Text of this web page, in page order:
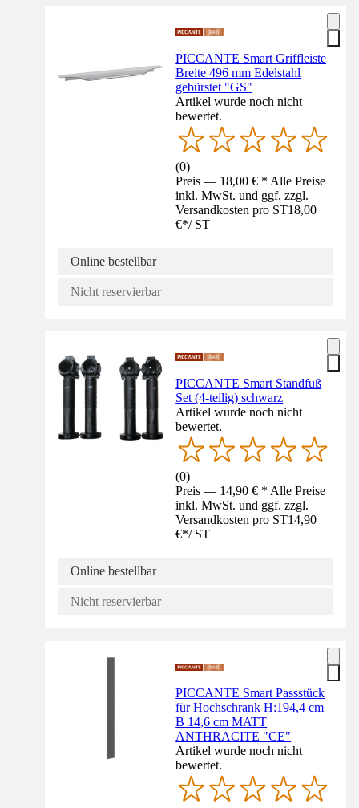
PICCANTE Smart Griffleiste
Breite 496 mm Edelstahl
gebürstet "GS"
Artikel wurde noch nicht
bewertet.
(0)
Preis — 18,00 € * Alle Preise
inkl. MwSt. und ggf. zzgl.
Versandkosten pro ST18,00
€*/ ST
Online bestellbar
Nicht reservierbar
PICCANTE Smart Standfuß
Set (4-teilig) schwarz
Artikel wurde noch nicht
bewertet.
(0)
Preis — 14,90 € * Alle Preise
inkl. MwSt. und ggf. zzgl.
Versandkosten pro ST14,90
€*/ ST
Online bestellbar
Nicht reservierbar
PICCANTE Smart Passstück
für Hochschrank H:194,4 cm
B 14,6 cm MATT
ANTHRACITE "CE"
Artikel wurde noch nicht
bewertet.